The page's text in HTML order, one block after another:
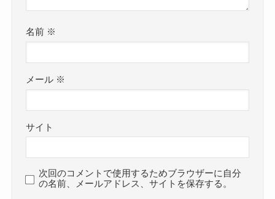
名前 ※
メール ※
サイト
次回のコメントで使用するためブラウザーに自分
の名前、メールアドレス、サイトを保存する。